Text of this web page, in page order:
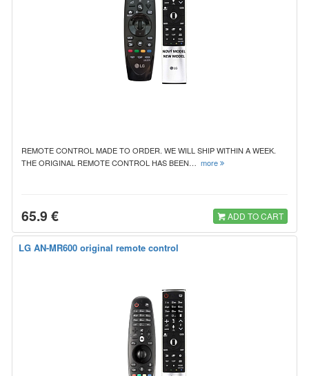
REMOTE CONTROL MADE TO ORDER. WE WILL SHIP WITHIN A WEEK.
THE ORIGINAL REMOTE CONTROL HAS BEEN… more
65.9 € ADD TO CART
LG AN-MR600 original remote control